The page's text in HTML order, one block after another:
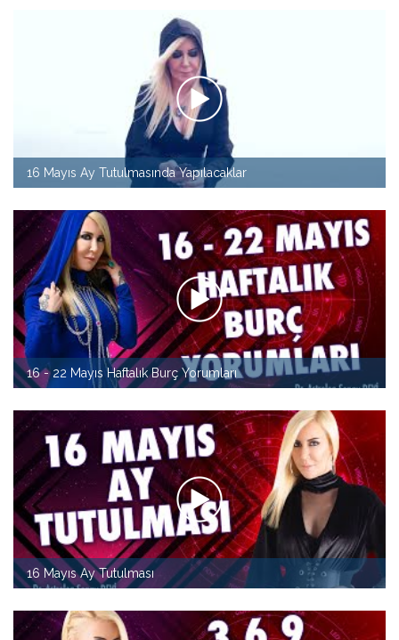
16 Mayıs Ay Tutulmasında Yapılacaklar
16 - 22 Mayıs Haftalık Burç Yorumları
16 Mayıs Ay Tutulması